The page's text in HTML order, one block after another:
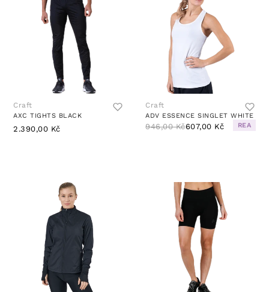
Craft
AXC TIGHTS BLACK
2.390,00 Kč
Craft
ADV ESSENCE SINGLET WHITE
946,00 Kč607,00 Kč REA